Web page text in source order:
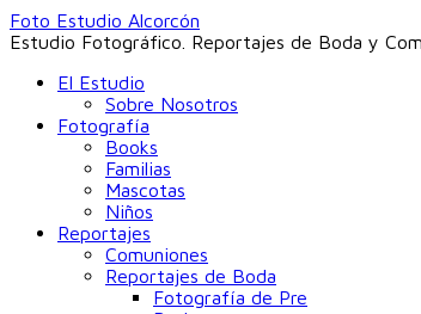
Foto Estudio Alcorcón
Estudio Fotográfico. Reportajes de Boda y
El Estudio
Sobre Nosotros
Fotografía
Books
Familias
Mascotas
Niños
Reportajes
Comuniones
Reportajes de Boda
Fotografía de Pre